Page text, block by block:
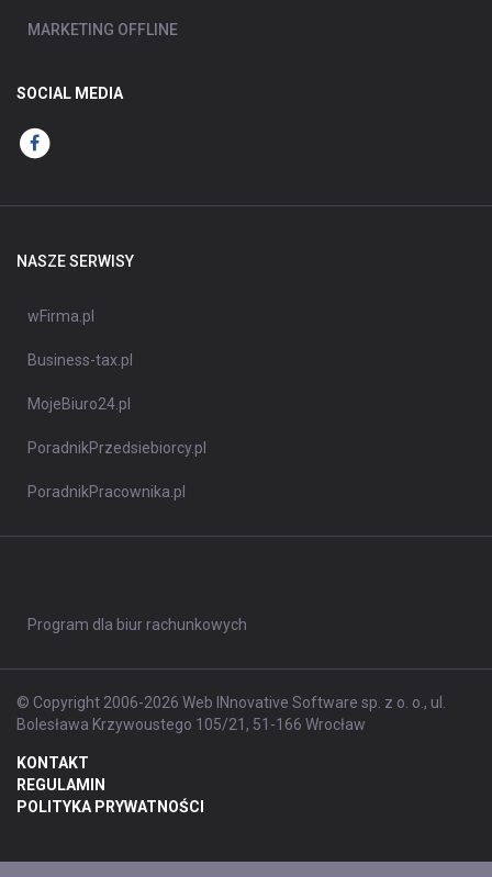
MARKETING OFFLINE
SOCIAL MEDIA
NASZE SERWISY
wFirma.pl
Business-tax.pl
MojeBiuro24.pl
PoradnikPrzedsiebiorcy.pl
PoradnikPracownika.pl
Program dla biur rachunkowych
© Copyright 2006-2026 Web INnovative Software sp. z o. o., ul.
Bolesława Krzywoustego 105/21, 51-166 Wrocław
KONTAKT
REGULAMIN
POLITYKA PRYWATNOŚCI